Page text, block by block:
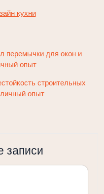
кухни
перемычки для окон и
опыт
строительных
опыт
записи